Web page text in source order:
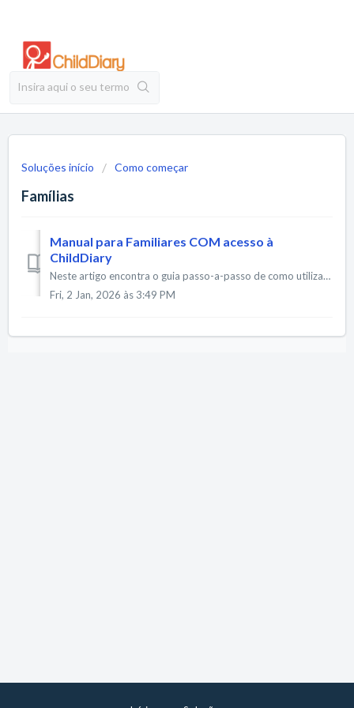
Soluções início Como começar
Famílias
Manual para Familiares COM acesso à
ChildDiary
Neste artigo encontra o guia passo-a-passo de como utilizar a sua conta ChildDiary para comunicar com o Educador e acompanhar o dia-a-dia do(s) seu(s) filho...
Fri, 2 Jan, 2026 às 3:49 PM